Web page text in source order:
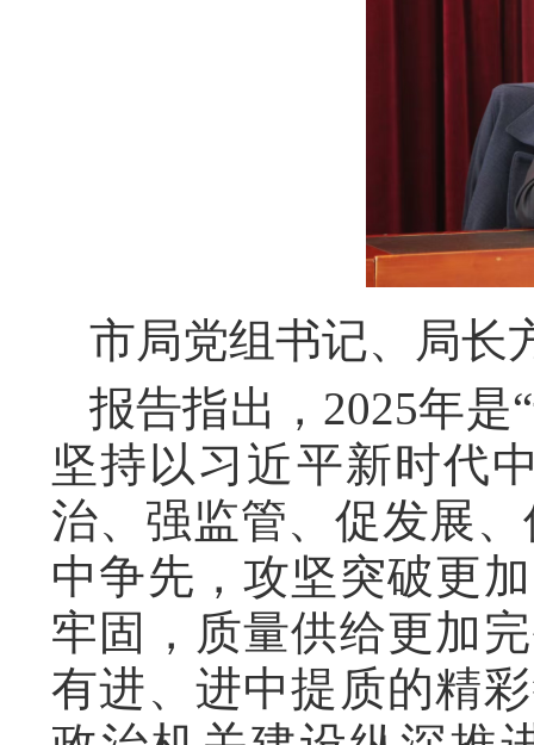
市局党组书记、局长
报告指出，2025年是
坚持以习近平新时代
治、强监管、促发展
中争先，攻坚突破更
牢固，质量供给更加
有进、进中提质的精